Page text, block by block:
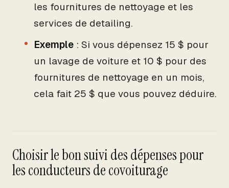
les fournitures de nettoyage et les
services de detailing.
Exemple : Si vous dépensez 15 $ pour
un lavage de voiture et 10 $ pour des
fournitures de nettoyage en un mois,
cela fait 25 $ que vous pouvez déduire.
Choisir le bon suivi des dépenses pour
les conducteurs de covoiturage